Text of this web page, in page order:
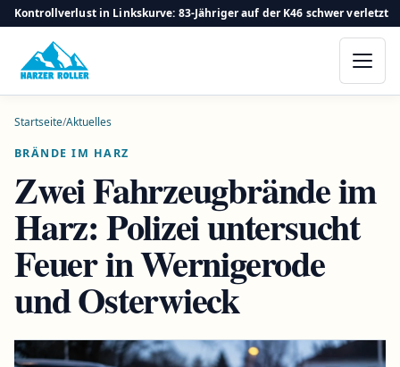
Kontrollverlust in Linkskurve: 83-Jähriger auf der K46 schwer verletzt
Startseite/Aktuelles
BRÄNDE IM HARZ
Zwei Fahrzeugbrände im
Harz: Polizei untersucht
Feuer in Wernigerode
und Osterwieck